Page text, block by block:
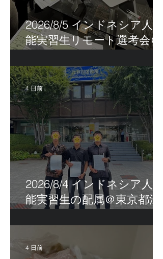
2026/8/5 インドネシア人技
能実習生リモート選考会＠
2026/8/4 インドネシア人技
能実習生の配属＠東京都江
4 日前
4 日前